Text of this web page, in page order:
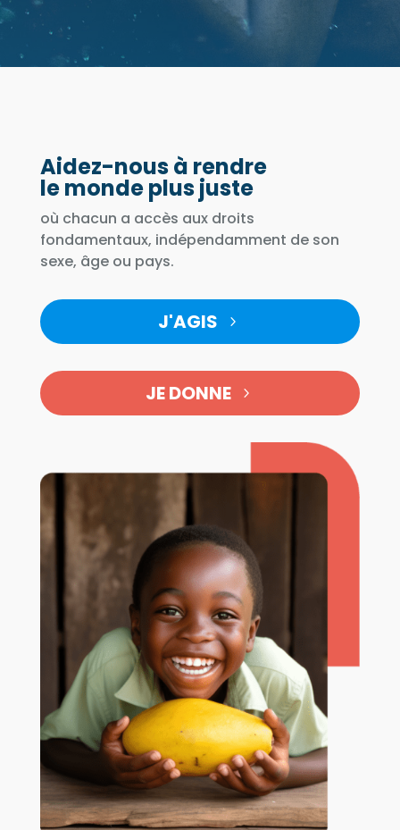
Aidez-nous à rendre
le monde plus juste
où chacun a accès aux droits
fondamentaux, indépendamment de son
sexe, âge ou pays.
J'AGIS
JE DONNE